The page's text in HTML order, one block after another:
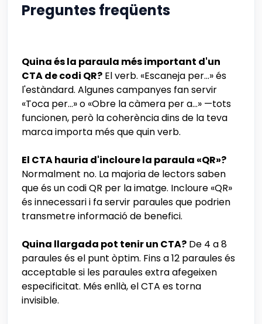
Preguntes freqüents
Quina és la paraula més important d'un
CTA de codi QR? El verb. «Escaneja per...» és
l'estàndard. Algunes campanyes fan servir
«Toca per...» o «Obre la càmera per a...» —tots
funcionen, però la coherència dins de la teva
marca importa més que quin verb.
El CTA hauria d'incloure la paraula «QR»?
Normalment no. La majoria de lectors saben
que és un codi QR per la imatge. Incloure «QR»
és innecessari i fa servir paraules que podrien
transmetre informació de benefici.
Quina llargada pot tenir un CTA? De 4 a 8
paraules és el punt òptim. Fins a 12 paraules és
acceptable si les paraules extra afegeixen
especificitat. Més enllà, el CTA es torna
invisible.